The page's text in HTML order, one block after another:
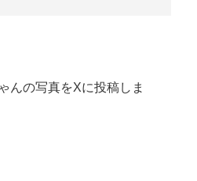
んの写真をXに投稿しま